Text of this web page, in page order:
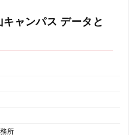
ャンパス データと
所